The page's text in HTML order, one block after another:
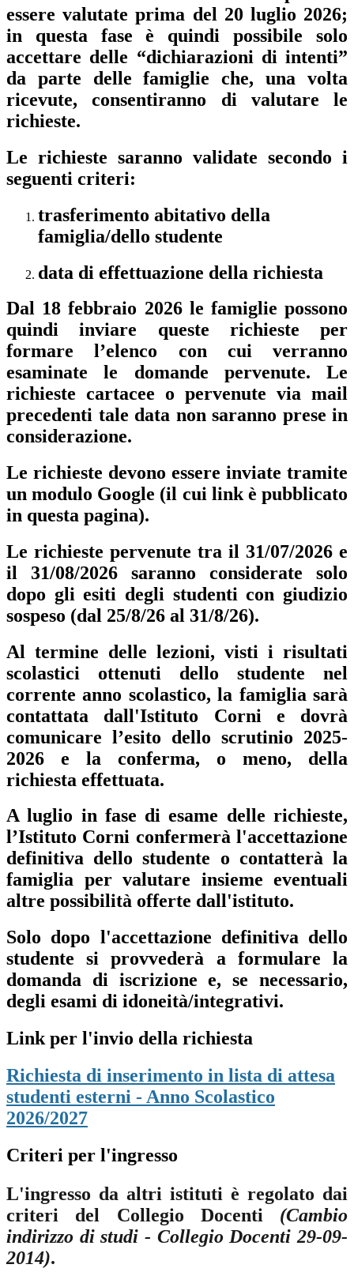
essere valutate prima del 20 luglio 2026;
in questa fase è quindi possibile solo
accettare delle “dichiarazioni di intenti”
da parte delle famiglie che, una volta
ricevute, consentiranno di valutare le
richieste.
Le richieste saranno validate secondo i
seguenti criteri:
trasferimento abitativo della
famiglia/dello studente
data di effettuazione della richiesta
Dal 18 febbraio 2026 le famiglie possono
quindi inviare queste richieste per
formare l’elenco con cui verranno
esaminate le domande pervenute. Le
richieste cartacee o pervenute via mail
precedenti tale data non saranno prese in
considerazione.
Le richieste devono essere inviate tramite
un modulo Google (il cui link è pubblicato
in questa pagina).
Le richieste pervenute tra il 31/07/2026 e
il 31/08/2026 saranno considerate solo
dopo gli esiti degli studenti con giudizio
sospeso (dal 25/8/26 al 31/8/26).
Al termine delle lezioni, visti i risultati
scolastici ottenuti dello studente nel
corrente anno scolastico, la famiglia sarà
contattata dall'Istituto Corni e dovrà
comunicare l’esito dello scrutinio 2025-
2026 e la conferma, o meno, della
richiesta effettuata.
A luglio in fase di esame delle richieste,
l’Istituto Corni confermerà l'accettazione
definitiva dello studente o contatterà la
famiglia per valutare insieme eventuali
altre possibilità offerte dall'istituto.
Solo dopo l'accettazione definitiva dello
studente si provvederà a formulare la
domanda di iscrizione e, se necessario,
degli esami di idoneità/integrativi.
Link per l'invio della richiesta
Richiesta di inserimento in lista di attesa
studenti esterni - Anno Scolastico
2026/2027
Criteri per l'ingresso
L'ingresso da altri istituti è regolato dai
criteri del Collegio Docenti (Cambio
indirizzo di studi - Collegio Docenti 29-09-
2014).